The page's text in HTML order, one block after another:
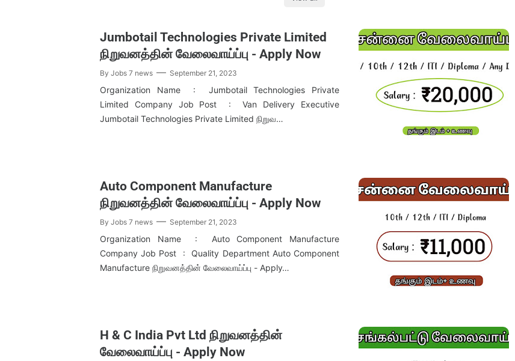
Jumbotail Technologies Private Limited
நிறுவனத்தின் வேலைவாய்ப்பு - Apply Now
By Jobs 7 news September 21, 2023
Organization Name : Jumbotail Technologies Private
Limited Company Job Post : Van Delivery Executive
Jumbotail Technologies Private Limited நிறுவ…
Auto Component Manufacture
நிறுவனத்தின் வேலைவாய்ப்பு - Apply Now
By Jobs 7 news September 21, 2023
Organization Name : Auto Component Manufacture
Company Job Post : Quality Department Auto Component
Manufacture நிறுவனத்தின் வேலைவாய்ப்பு - Apply…
H & C India Pvt Ltd நிறுவனத்தின்
வேலைவாய்ப்பு - Apply Now